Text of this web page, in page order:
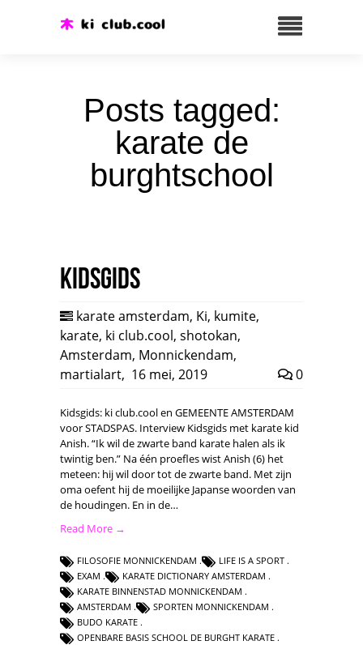
Posts tagged:
karate de
burghtschool
Kidsgids
karate amsterdam, Ki, kumite,
karate, ki club.cool, shotokan,
Amsterdam, Monnickendam,
martialart, 16 mei, 2019 0
Kidsgids: ki club.cool en GEMEENTE AMSTERDAM
voor STADSPAS. Interview Kidsgids met karate kid
Anish. “Ik wil de zwarte band karate halen als ik
twintig ben.” Na één proefles wist Anish (6) het
meteen: hij wil door tot de zwarte band. Met zijn
oma oefent hij de moeilijke Japanse woorden van
de houdingen. En in de…
Read More →
FILOSOFIE MONNICKENDAM
LIFE IS A SPORT
EXAM
KARATE DICTIONARY AMSTERDAM
KARATE BINNENSTAD MONNICKENDAM
AMSTERDAM
SPORTEN MONNICKENDAM
BUDO KARATE
OPENBARE BASIS SCHOOL DE BURGHT KARATE